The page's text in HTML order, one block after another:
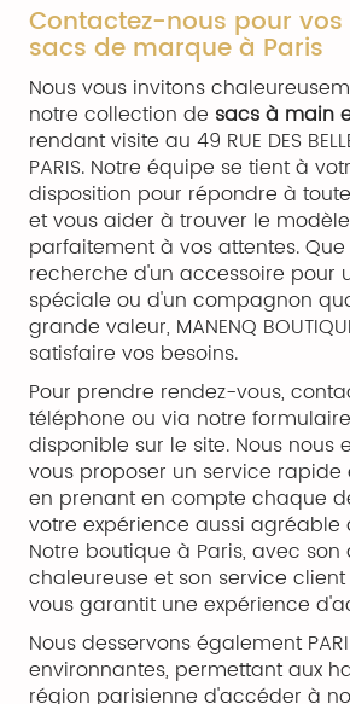
Contactez-nous pour vos
sacs de marque à Paris
Nous vous invitons
notre collection de sacs à main
rendant visite au 49 RUE DES
PARIS. Notre équipe se tient à
disposition pour répondre à
et vous aider à trouver le
parfaitement à vos attentes.
recherche d'un accessoire pour
spéciale ou d'un compagnon
grande valeur, MANENQ
satisfaire vos besoins.
Pour prendre rendez-vous,
téléphone ou via notre
disponible sur le site. Nous nous
vous proposer un service rapide
en prenant en compte chaque
votre expérience aussi agréable
Notre boutique à Paris, avec
chaleureuse et son service
vous garantit une expérience
Nous desservons également
environnantes, permettant aux
région parisienne d'accéder à